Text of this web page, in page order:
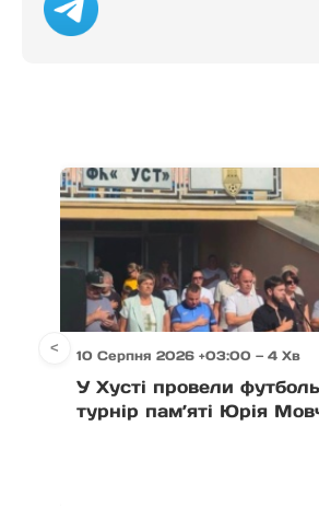
10 Серпня 2026 +03:00 — 4 Хв
У Хусті провели
турнір пам’яті Юрія
<